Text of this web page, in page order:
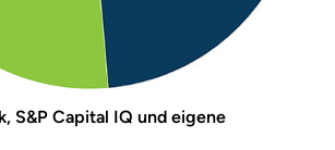
S&P Capital IQ und eigene